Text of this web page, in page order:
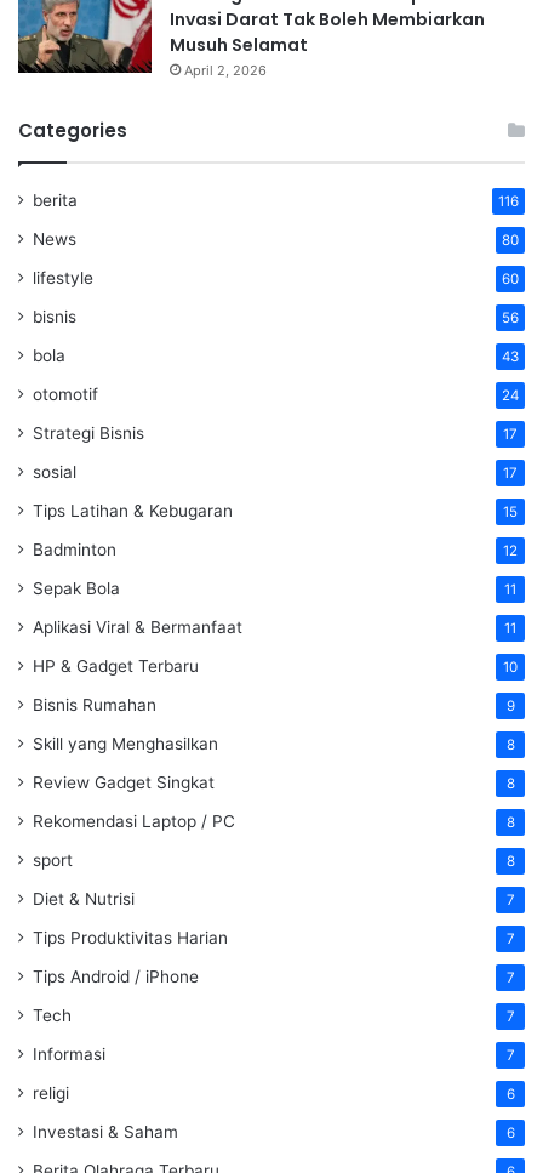
Invasi Darat Tak Boleh Membiarkan
Musuh Selamat
April 2, 2026
Categories
berita 116
News 80
lifestyle 60
bisnis 56
bola 43
otomotif 24
Strategi Bisnis 17
sosial 17
Tips Latihan & Kebugaran 15
Badminton 12
Sepak Bola 11
Aplikasi Viral & Bermanfaat 11
HP & Gadget Terbaru 10
Bisnis Rumahan 9
Skill yang Menghasilkan 8
Review Gadget Singkat 8
Rekomendasi Laptop / PC 8
sport 8
Diet & Nutrisi 7
Tips Produktivitas Harian 7
Tips Android / iPhone 7
Tech 7
Informasi 7
religi 6
Investasi & Saham 6